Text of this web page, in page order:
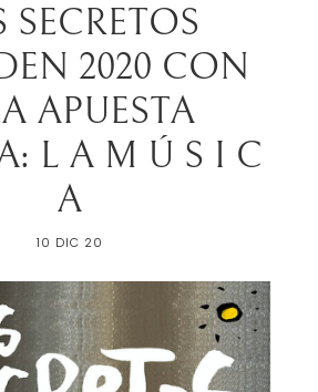
SECRETOS
2020 CON
APUESTA
L A M Ú S I C
A
10 DIC 20